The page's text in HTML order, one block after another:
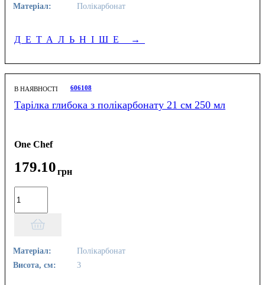
Матеріал: Полікарбонат
ДЕТАЛЬНІШЕ →
В НАЯВНОСТІ 606108
Тарілка глибока з полікарбонату 21 см 250 мл
One Chef
179.10грн
Матеріал:
Полікарбонат
Висота, см:
3